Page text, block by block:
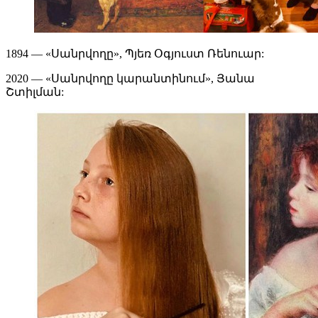
1894 — «Սանրվողը», Պյեռ Օգյուստ Ռենուար:
2020 — «Սանրվողը կարանտինում», Յանա
Շտիլման: